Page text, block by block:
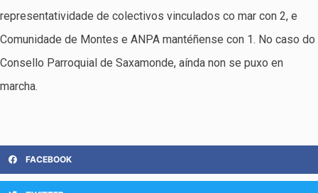
representatividade de colectivos vinculados co mar con 2, e
Comunidade de Montes e ANPA mantéñense con 1. No caso do
Consello Parroquial de Saxamonde, aínda non se puxo en
marcha.
FACEBOOK